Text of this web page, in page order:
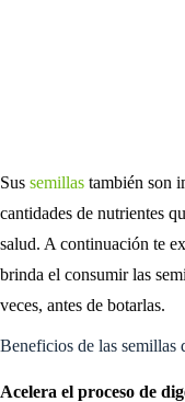
Sus semillas también son
cantidades de nutrientes
salud. A continuación te
brinda el consumir las
veces, antes de botarlas.
Beneficios de las semillas
Acelera el proceso de